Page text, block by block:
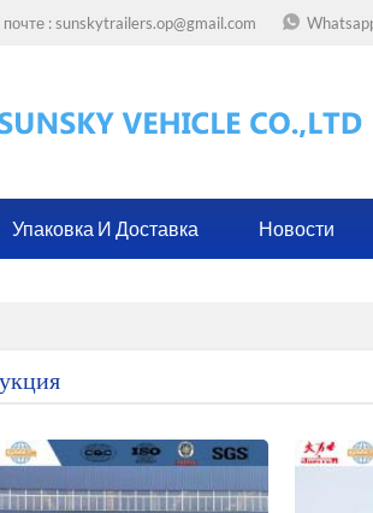
:sunskytrailers.op@gmail.com
Упаковка И Доставка Новости